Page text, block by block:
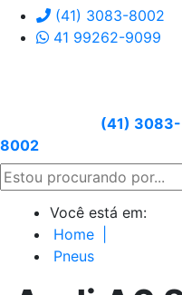
(41) 3083-8002
41 99262-9099
(41) 3083-
8002
Você está em:
Home
Pneus